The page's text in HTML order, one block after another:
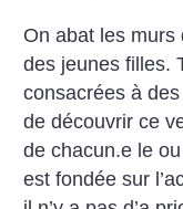
On abat les
des jeunes filles.
consacrées à
de découvrir ce
de chacun.e le
est fondée sur